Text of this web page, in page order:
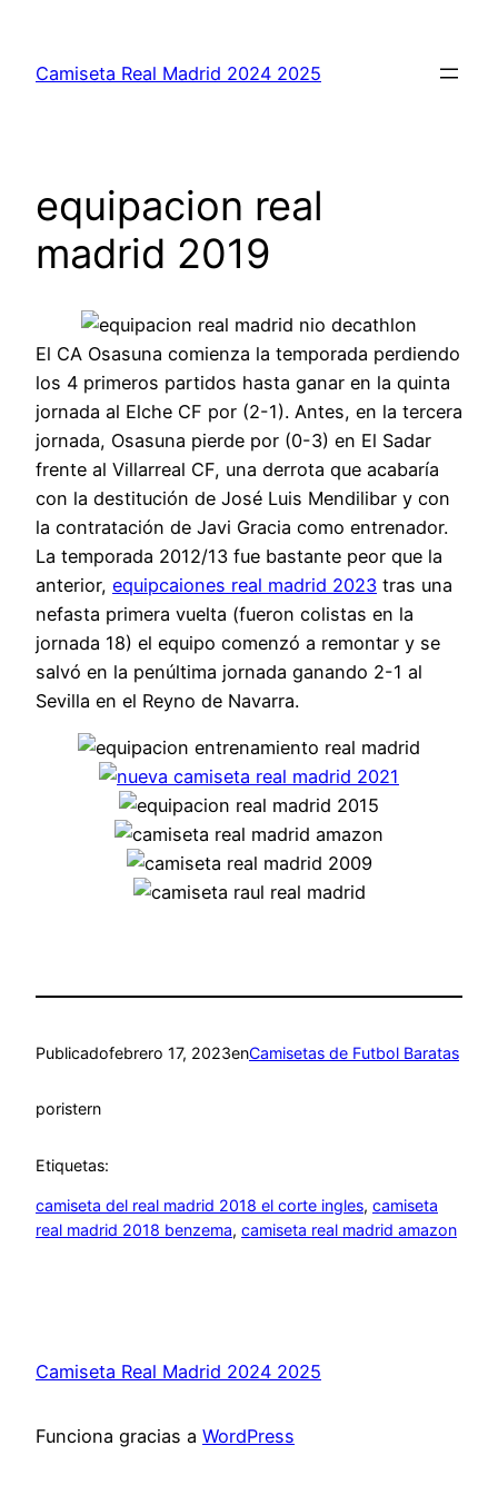
contenido
Camiseta Real Madrid 2024 2025
equipacion real
madrid 2019
El CA Osasuna comienza la temporada perdiendo
los 4 primeros partidos hasta ganar en la quinta
jornada al Elche CF por (2-1). Antes, en la tercera
jornada, Osasuna pierde por (0-3) en El Sadar
frente al Villarreal CF, una derrota que acabaría
con la destitución de José Luis Mendilibar y con
la contratación de Javi Gracia como entrenador.
La temporada 2012/13 fue bastante peor que la
anterior, equipcaiones real madrid 2023 tras una
nefasta primera vuelta (fueron colistas en la
jornada 18) el equipo comenzó a remontar y se
salvó en la penúltima jornada ganando 2-1 al
Sevilla en el Reyno de Navarra.
Publicadofebrero 17, 2023enCamisetas de Futbol Baratas
poristern
Etiquetas:
camiseta del real madrid 2018 el corte ingles, camiseta
real madrid 2018 benzema, camiseta real madrid amazon
Camiseta Real Madrid 2024 2025
Funciona gracias a WordPress